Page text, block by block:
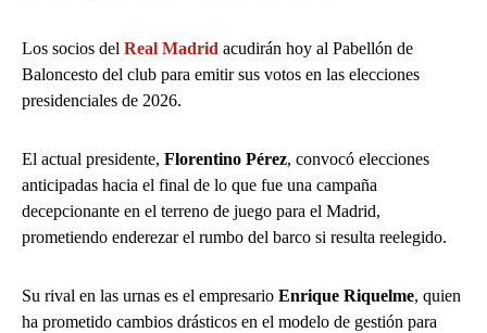
Los socios del Real Madrid acudirán hoy al Pabellón de
Baloncesto del club para emitir sus votos en las elecciones
presidenciales de 2026.
El actual presidente, Florentino Pérez, convocó elecciones
anticipadas hacia el final de lo que fue una campaña
decepcionante en el terreno de juego para el Madrid,
prometiendo enderezar el rumbo del barco si resulta reelegido.
Su rival en las urnas es el empresario Enrique Riquelme, quien
ha prometido cambios drásticos en el modelo de gestión para